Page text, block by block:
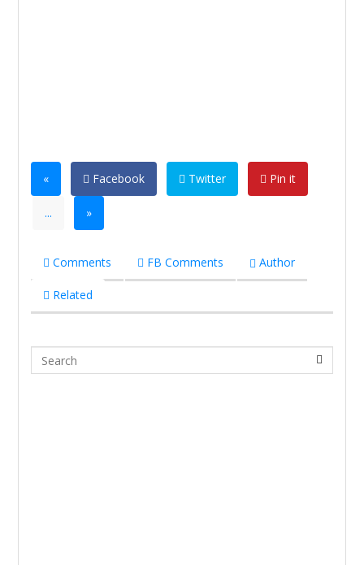
« Facebook Twitter Pin it
... »
Comments FB Comments Author
Related
Search